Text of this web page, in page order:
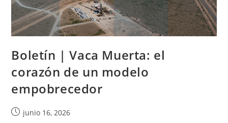
Boletín | Vaca Muerta: el
corazón de un modelo
empobrecedor
junio 16, 2026